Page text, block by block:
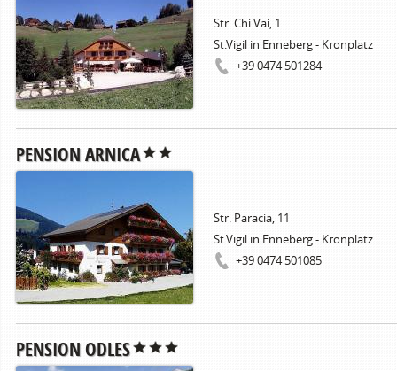
Str. Chi Vai, 1
St.Vigil in Enneberg - Kronplatz
+39 0474 501284
PENSION ARNICA
Str. Paracia, 11
St.Vigil in Enneberg - Kronplatz
+39 0474 501085
PENSION ODLES